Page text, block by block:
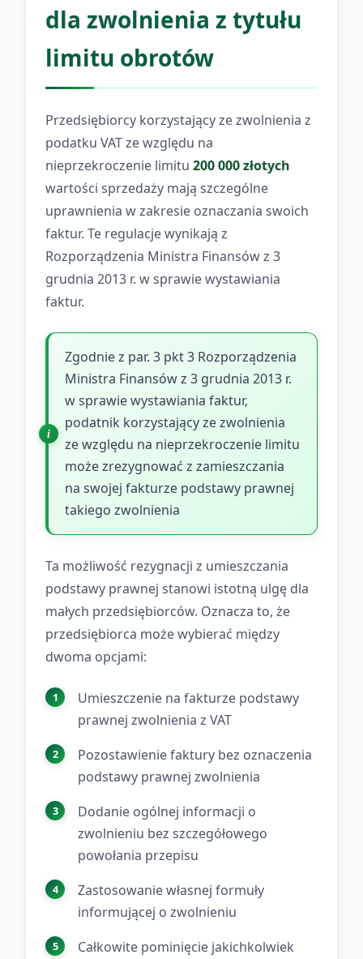
dla zwolnienia z tytułu
limitu obrotów
Przedsiębiorcy korzystający ze zwolnienia z
podatku VAT ze względu na
nieprzekroczenie limitu 200 000 złotych
wartości sprzedaży mają szczególne
uprawnienia w zakresie oznaczania swoich
faktur. Te regulacje wynikają z
Rozporządzenia Ministra Finansów z 3
grudnia 2013 r. w sprawie wystawiania
faktur.
Zgodnie z par. 3 pkt 3 Rozporządzenia
Ministra Finansów z 3 grudnia 2013 r.
w sprawie wystawiania faktur,
podatnik korzystający ze zwolnienia
ze względu na nieprzekroczenie limitu
może zrezygnować z zamieszczania
na swojej fakturze podstawy prawnej
takiego zwolnienia
Ta możliwość rezygnacji z umieszczania
podstawy prawnej stanowi istotną ulgę dla
małych przedsiębiorców. Oznacza to, że
przedsiębiorca może wybierać między
dwoma opcjami:
Umieszczenie na fakturze podstawy
prawnej zwolnienia z VAT
Pozostawienie faktury bez oznaczenia
podstawy prawnej zwolnienia
Dodanie ogólnej informacji o
zwolnieniu bez szczegółowego
powołania przepisu
Zastosowanie własnej formuły
informującej o zwolnieniu
Całkowite pominięcie jakichkolwiek